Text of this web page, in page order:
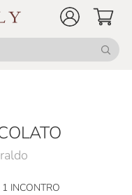
1 INCONTRO